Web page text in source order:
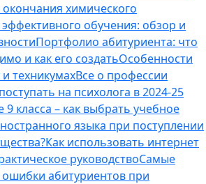
окончания химического
обучения: обзор и
Портфолио абитуриента: что
и как его создатьОсобенности
техникумахВсе о профессии
на психолога в 2024-25
9 класса – как выбрать учебное
языка при поступлении
Как использовать интернет
руководствоСамые
абитуриентов при